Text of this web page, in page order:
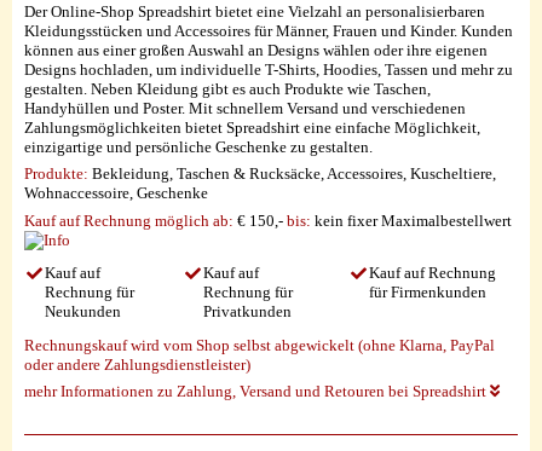
Der Online-Shop Spreadshirt bietet eine Vielzahl an personalisierbaren
Kleidungsstücken und Accessoires für Männer, Frauen und Kinder. Kunden
können aus einer großen Auswahl an Designs wählen oder ihre eigenen
Designs hochladen, um individuelle T-Shirts, Hoodies, Tassen und mehr zu
gestalten. Neben Kleidung gibt es auch Produkte wie Taschen,
Handyhüllen und Poster. Mit schnellem Versand und verschiedenen
Zahlungsmöglichkeiten bietet Spreadshirt eine einfache Möglichkeit,
einzigartige und persönliche Geschenke zu gestalten.
Produkte: Bekleidung, Taschen & Rucksäcke, Accessoires, Kuscheltiere,
Wohnaccessoire, Geschenke
Kauf auf Rechnung möglich ab: € 150,- bis: kein fixer Maximalbestellwert
Kauf auf
Rechnung für
Neukunden
Kauf auf
Rechnung für
Privatkunden
Kauf auf Rechnung
für Firmenkunden
Rechnungskauf wird vom Shop selbst abgewickelt (ohne Klarna, PayPal
oder andere Zahlungsdienstleister)
mehr Informationen zu Zahlung, Versand und Retouren bei Spreadshirt